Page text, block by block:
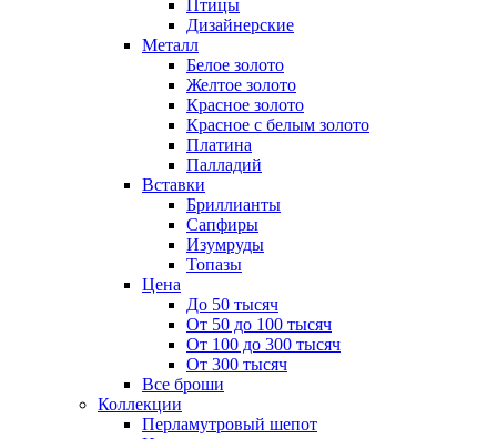
Птицы
Дизайнерские
Металл
Белое золото
Желтое золото
Красное золото
Красное с белым золото
Платина
Палладий
Вставки
Бриллианты
Сапфиры
Изумруды
Топазы
Цена
До 50 тысяч
От 50 до 100 тысяч
От 100 до 300 тысяч
От 300 тысяч
Все броши
Коллекции
Перламутровый шепот